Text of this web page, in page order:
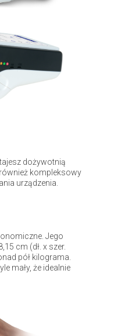
dożywotnią
kompleksowy
urządzenia.
Jego
cm (dł. x szer.
pół kilograma.
mały, że idealnie